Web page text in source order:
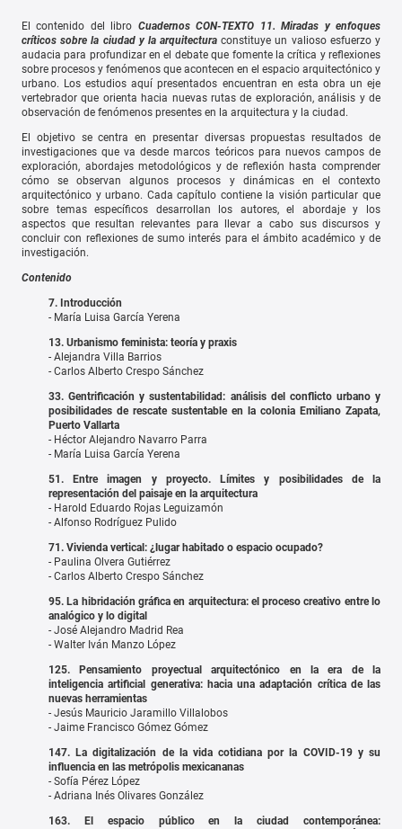
El contenido del libro Cuadernos CON-TEXTO 11. Miradas y enfoques
críticos sobre la ciudad y la arquitectura constituye un valioso esfuerzo y
audacia para profundizar en el debate que fomente la crítica y reflexiones
sobre procesos y fenómenos que acontecen en el espacio arquitectónico y
urbano. Los estudios aquí presentados encuentran en esta obra un eje
vertebrador que orienta hacia nuevas rutas de exploración, análisis y de
observación de fenómenos presentes en la arquitectura y la ciudad.
El objetivo se centra en presentar diversas propuestas resultados de
investigaciones que va desde marcos teóricos para nuevos campos de
exploración, abordajes metodológicos y de reflexión hasta comprender
cómo se observan algunos procesos y dinámicas en el contexto
arquitectónico y urbano. Cada capítulo contiene la visión particular que
sobre temas específicos desarrollan los autores, el abordaje y los
aspectos que resultan relevantes para llevar a cabo sus discursos y
concluir con reflexiones de sumo interés para el ámbito académico y de
investigación.
Contenido
7. Introducción
- María Luisa García Yerena
13. Urbanismo feminista: teoría y praxis
- Alejandra Villa Barrios
- Carlos Alberto Crespo Sánchez
33. Gentrificación y sustentabilidad: análisis del conflicto urbano y
posibilidades de rescate sustentable en la colonia Emiliano Zapata,
Puerto Vallarta
- Héctor Alejandro Navarro Parra
- María Luisa García Yerena
51. Entre imagen y proyecto. Límites y posibilidades de la
representación del paisaje en la arquitectura
- Harold Eduardo Rojas Leguizamón
- Alfonso Rodríguez Pulido
71. Vivienda vertical: ¿lugar habitado o espacio ocupado?
- Paulina Olvera Gutiérrez
- Carlos Alberto Crespo Sánchez
95. La hibridación gráfica en arquitectura: el proceso creativo entre lo
analógico y lo digital
- José Alejandro Madrid Rea
- Walter Iván Manzo López
125. Pensamiento proyectual arquitectónico en la era de la
inteligencia artificial generativa: hacia una adaptación crítica de las
nuevas herramientas
- Jesús Mauricio Jaramillo Villalobos
- Jaime Francisco Gómez Gómez
147. La digitalización de la vida cotidiana por la COVID-19 y su
influencia en las metrópolis mexicananas
- Sofía Pérez López
- Adriana Inés Olivares González
163. El espacio público en la ciudad contemporánea: